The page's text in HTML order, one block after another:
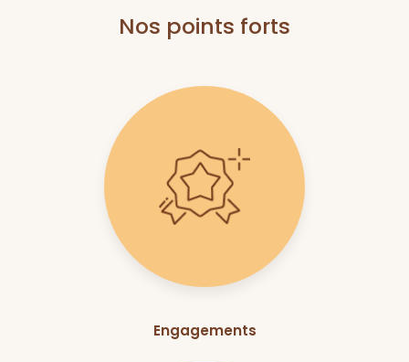
Nos points forts
Engagements